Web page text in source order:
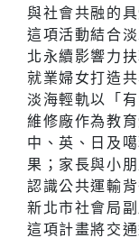
與社會共融的具
這項活動結合
北永續影響力
就業婦女打造
淡海輕軌以「
維修廠作為教
中、英、日及
果；家長與小
認識公共運輸
新北市社會局
這項計畫將交